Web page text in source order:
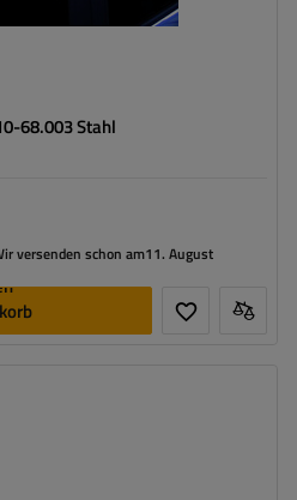
68.003 Stahl
versenden schon am11. August